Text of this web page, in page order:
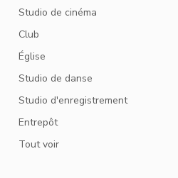
Studio de cinéma
Club
Église
Studio de danse
Studio d'enregistrement
Entrepôt
Tout voir